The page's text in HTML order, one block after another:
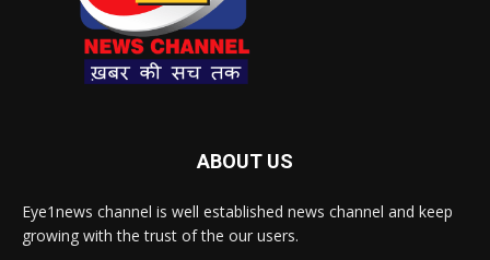
ABOUT US
Eye1news channel is well established news channel and keep
growing with the trust of the our users.